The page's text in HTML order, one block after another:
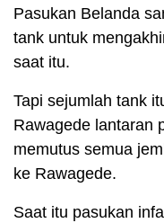
Pasukan Belanda
tank untuk
saat itu.
Tapi sejumlah tank
Rawagede lantaran
memutus semua
ke Rawagede.
Saat itu pasukan